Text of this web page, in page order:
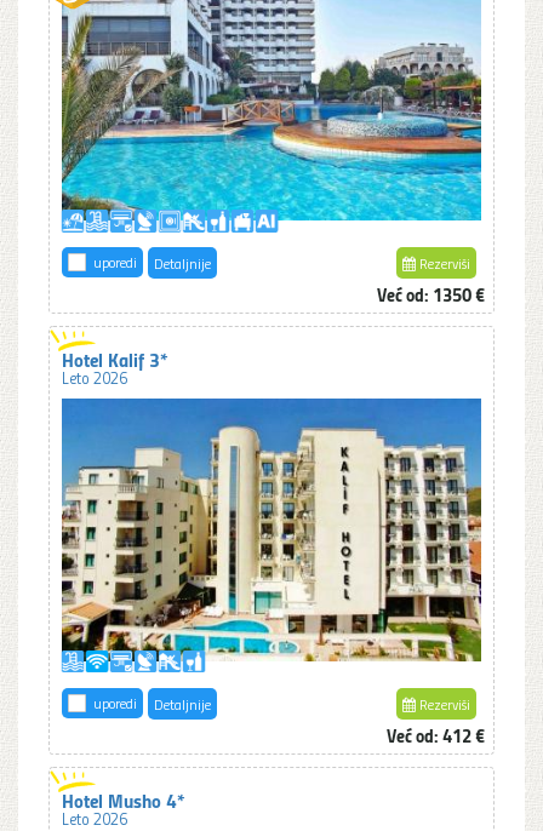
uporedi Detaljnije Rezerviši
Već od: 1350 €
Hotel Kalif 3*
Leto 2026
uporedi Detaljnije Rezerviši
Već od: 412 €
Hotel Musho 4*
Leto 2026